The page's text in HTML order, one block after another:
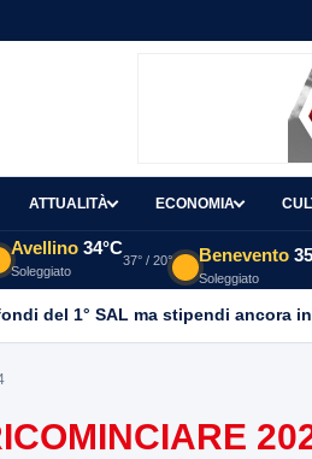
ATTUALITÀ ECONOMIA
Avellino 34°C
Soleggiato
37° / 20° Benevento
Soleggiato
del 1° SAL ma stipendi ancora